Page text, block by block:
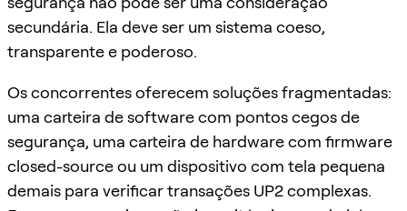
secundária. Ela deve ser um sistema coeso,
transparente e poderoso.
Os concorrentes oferecem soluções fragmentadas:
uma carteira de software com pontos cegos de
segurança, uma carteira de hardware com firmware
closed-source ou um dispositivo com tela pequena
demais para verificar transações UP2 complexas.